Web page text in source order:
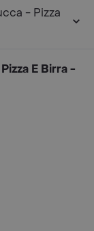
- Pizza
E Birra -